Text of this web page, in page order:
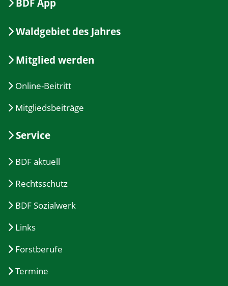
BDF App
Waldgebiet des Jahres
Mitglied werden
Online-Beitritt
Mitgliedsbeiträge
Service
BDF aktuell
Rechtsschutz
BDF Sozialwerk
Links
Forstberufe
Termine